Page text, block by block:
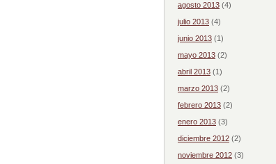
agosto 2013 (4)
julio 2013 (4)
junio 2013 (1)
mayo 2013 (2)
abril 2013 (1)
marzo 2013 (2)
febrero 2013 (2)
enero 2013 (3)
diciembre 2012 (2)
noviembre 2012 (3)